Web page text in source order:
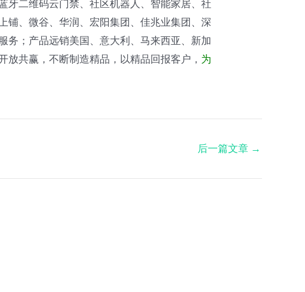
牙二维码云门禁、社区机器人、智能家居、社
铺、微谷、华润、宏阳集团、佳兆业集团、深
务；产品远销美国、意大利、马来西亚、新加
共赢，不断制造精品，以精品回报客户， 为
后一篇文章 →